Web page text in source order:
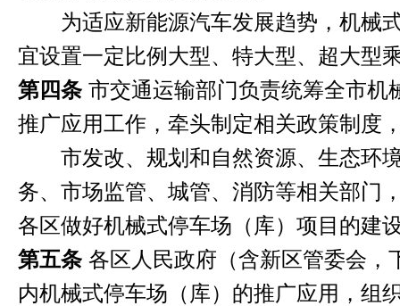
为适应新能源汽车发展趋势，机械
宜设置一定比例大型、特大型、超大型
第四条 市交通运输部门负责统筹全市机
推广应用工作，牵头制定相关政策制度
市发改、规划和自然资源、生态环
务、市场监管、城管、消防等相关部门
各区做好机械式停车场（库）项目的建
第五条 各区人民政府（含新区管委会，
内机械式停车场（库）的推广应用，组